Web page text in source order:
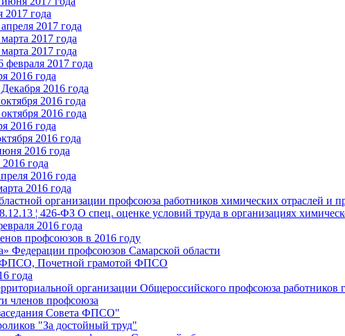
года
2017 года
2017 года
2017 года
2017 года
2016 года
2016 года
2016 года
2016 года
2016 года
2016 года
2016 года
года
2016 года
2016 года
организации профсоюза работников химических отраслей
¦ 426-ФЗ О спец. оценке условий труда в организациях
2016 года
профсоюзов в 2016 году
Федерации профсоюзов Самарской области
ФПСО, Почетной грамотой ФПСО
года
организации Общероссийского профсоюза
членов профсоюза
Совета ФПСО"
"За достойный труд"